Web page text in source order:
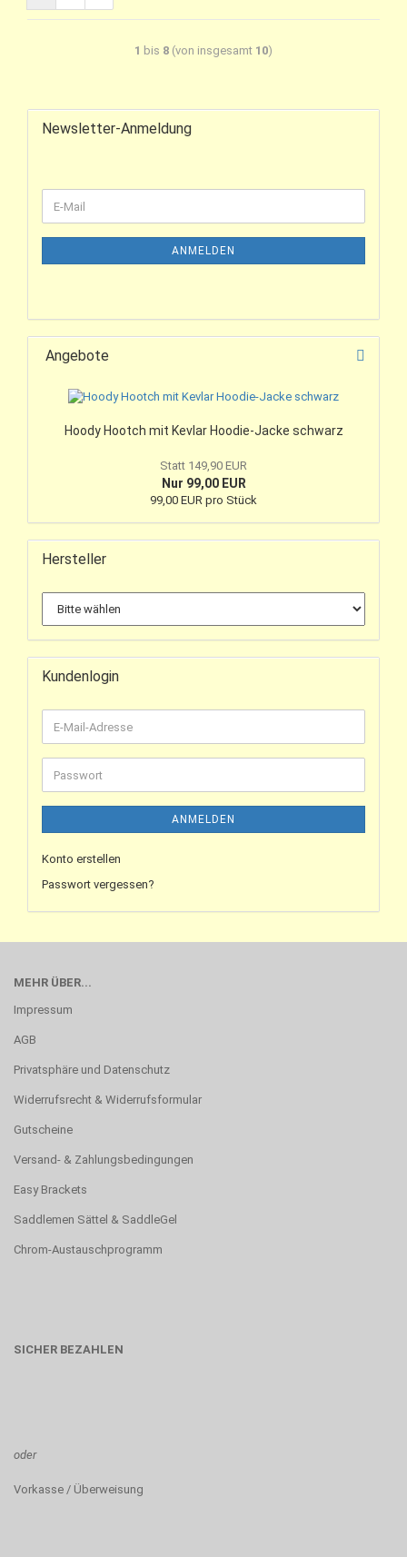
1 bis 8 (von insgesamt 10)
Newsletter-Anmeldung
ANMELDEN
Angebote
Hoody Hootch mit Kevlar Hoodie-Jacke schwarz
Statt 149,90 EUR
Nur 99,00 EUR
99,00 EUR pro Stück
Hersteller
Kundenlogin
ANMELDEN
Konto erstellen
Passwort vergessen?
MEHR ÜBER...
Impressum
AGB
Privatsphäre und Datenschutz
Widerrufsrecht & Widerrufsformular
Gutscheine
Versand- & Zahlungsbedingungen
Easy Brackets
Saddlemen Sättel & SaddleGel
Chrom-Austauschprogramm
SICHER BEZAHLEN
oder
Vorkasse / Überweisung